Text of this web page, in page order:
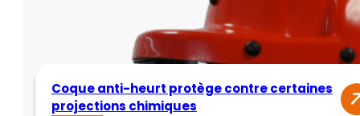
Coque anti-heurt protège contre certaines
projections chimiques